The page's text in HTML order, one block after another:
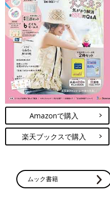
Amazonで購入
楽天ブックスで購入
ムック書籍